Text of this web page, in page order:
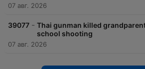
07 авг. 2026
39077 - Thai gunman killed
school shooting
07 авг. 2026